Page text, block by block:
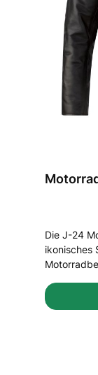
Die J-24
ikonisches